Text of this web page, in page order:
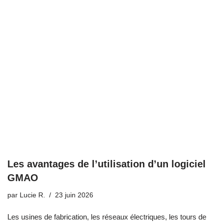
Les avantages de l’utilisation d’un logiciel
GMAO
par Lucie R. 23 juin 2026
Les usines de fabrication, les réseaux électriques, les tours de